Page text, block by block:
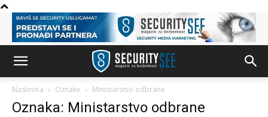
Naslovna Oznake Ministarstvo odbrane
Oznaka: Ministarstvo odbrane